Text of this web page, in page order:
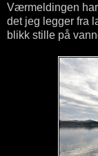
Værmeldingen har
det jeg legger fra
blikk stille på